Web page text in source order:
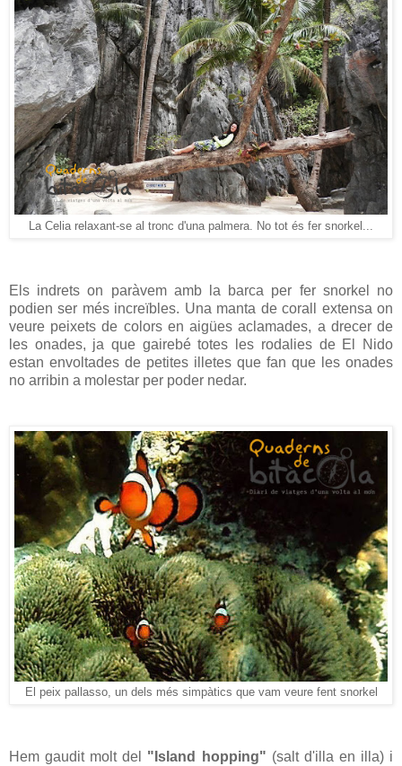
La Celia relaxant-se al tronc d'una palmera. No tot és fer snorkel...
Els indrets on paràvem amb la barca per fer snorkel no
podien ser més increïbles. Una manta de corall extensa on
veure peixets de colors en aigües aclamades, a drecer de
les onades, ja que gairebé totes les rodalies de El Nido
estan envoltades de petites illetes que fan que les onades
no arribin a molestar per poder nedar.
El peix pallasso, un dels més simpàtics que vam veure fent snorkel
Hem gaudit molt del "Island hopping" (salt d'illa en illa) i